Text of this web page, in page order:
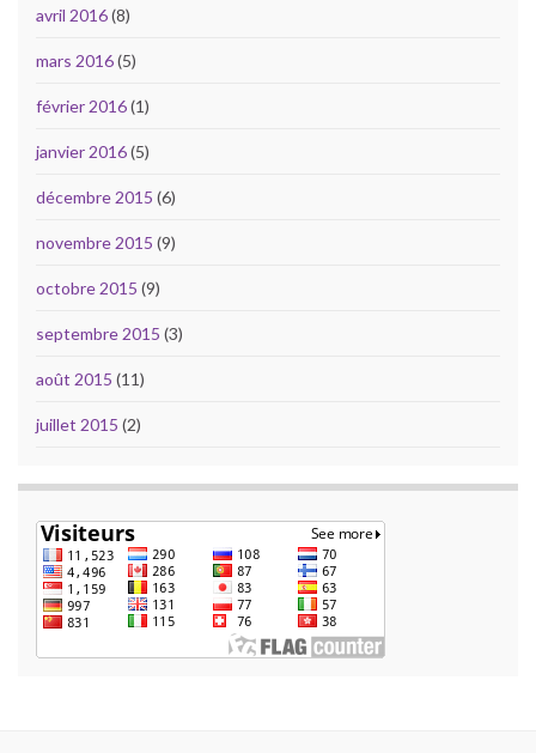
avril 2016(8)
mars 2016(5)
février 2016(1)
janvier 2016(5)
décembre 2015 (6)
novembre 2015 (9)
octobre 2015 (9)
septembre 2015 (3)
août 2015 (11)
juillet 2015 (2)